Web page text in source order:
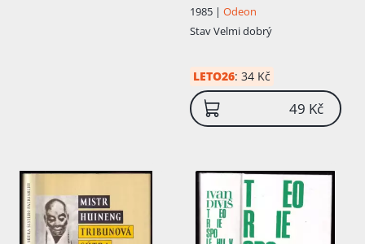
1985 | Odeon
StavVelmi dobrý
LETO26: 34 Kč
49 Kč